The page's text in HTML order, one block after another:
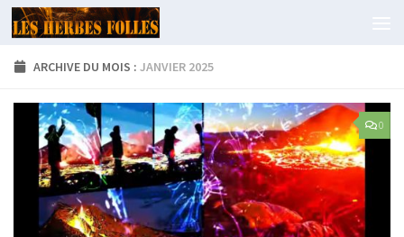
Skip to content
ARCHIVE DU MOIS : JANVIER 2025
0